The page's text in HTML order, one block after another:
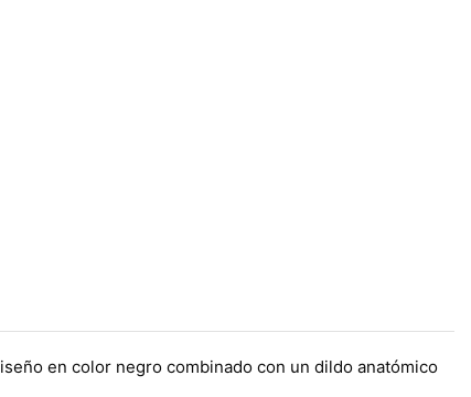
en color negro combinado con un dildo anatómico